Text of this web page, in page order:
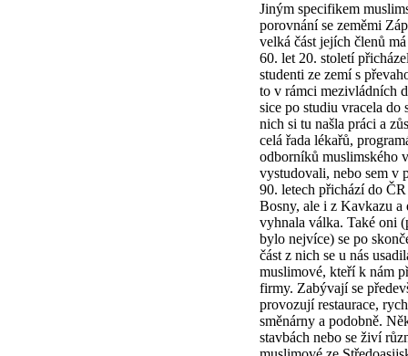
Jiným specifikem
porovnání se zeměmi
velká část jejích členů
60. let 20. století
studenti ze zemí s
to v rámci mezivládních
sice po studiu vracela do
nich si tu našla práci a
celá řada lékařů,
odborníků muslimského
vystudovali, nebo sem v
90. letech přichází do
Bosny, ale i z Kavkazu a
vyhnala válka. Také oni
bylo nejvíce) se po
část z nich se u nás
muslimové, kteří k nám
firmy. Zabývají se
provozují restaurace,
směnárny a podobně.
stavbách nebo se živí